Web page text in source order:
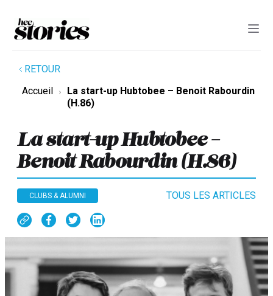
RETOUR
Accueil
La start-up Hubtobee – Benoit Rabourdin
(H.86)
La start-up Hubtobee –
Benoit Rabourdin (H.86)
CLUBS & ALUMNI TOUS LES ARTICLES